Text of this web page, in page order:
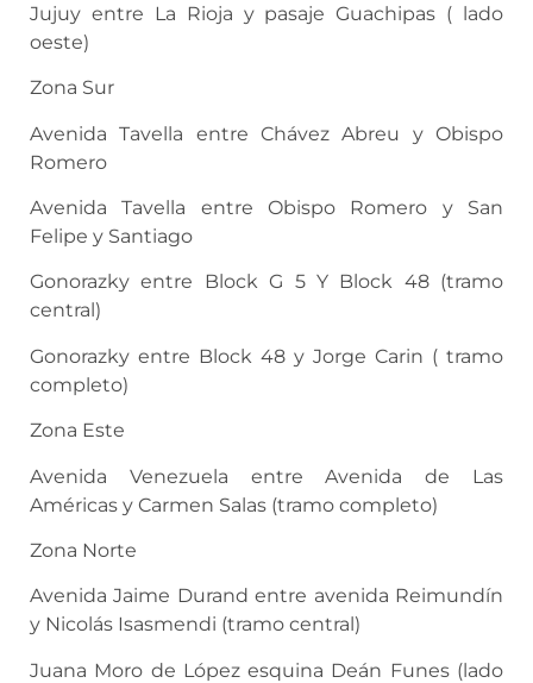
Jujuy entre La Rioja y pasaje Guachipas ( lado
oeste)
Zona Sur
Avenida Tavella entre Chávez Abreu y Obispo
Romero
Avenida Tavella entre Obispo Romero y San
Felipe y Santiago
Gonorazky entre Block G 5 Y Block 48 (tramo
central)
Gonorazky entre Block 48 y Jorge Carin ( tramo
completo)
Zona Este
Avenida Venezuela entre Avenida de Las
Américas y Carmen Salas (tramo completo)
Zona Norte
Avenida Jaime Durand entre avenida Reimundín
y Nicolás Isasmendi (tramo central)
Juana Moro de López esquina Deán Funes (lado